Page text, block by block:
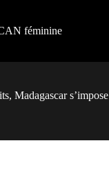
féminine
Madagascar s’impose